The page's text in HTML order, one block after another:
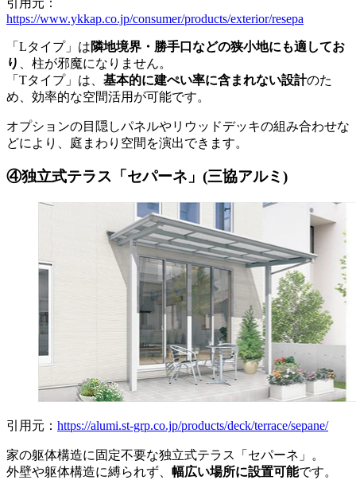
https://www.ykkap.co.jp/consumer/products/exterior/resepa
「Lタイプ」は隣地境界・勝手口などの狭小地にも適してお
り
、柱が邪魔になりません。
「Tタイプ」は、 基本的に建ぺい率に含まれない設計のた
め、効率的な空間活用が可能です。
オプションの目隠しパネルやリウッドデッキの組み合わせな
どにより、庭まわり空間を演出できます。
④独立式テラス「セパーネ」(三協アルミ)
引用元： https://alumi.st-grp.co.jp/products/deck/terrace/sepane/
家の躯体構造に固定不要な独立式テラス「セパーネ」。
外壁や躯体構造に縛られず、 幅広い場所に設置可能です。